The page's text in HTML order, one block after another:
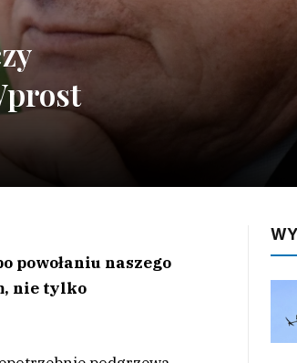
powołaniu naszego
nie tylko